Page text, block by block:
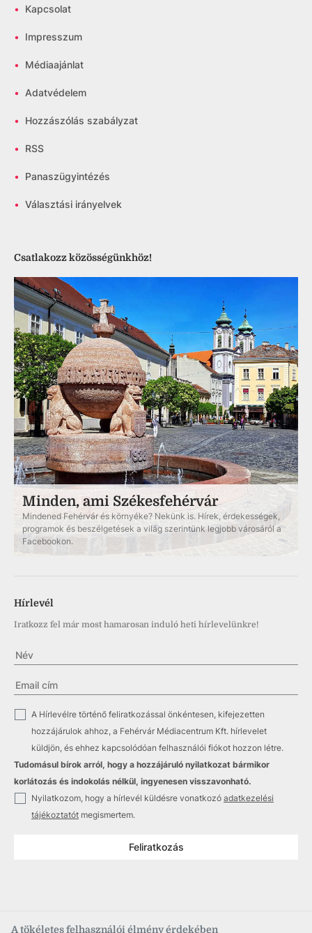
A tökéletes felhasználói élmény érdekében
• Kapcsolat
• Impresszum
• Médiaajánlat
• Adatvédelem
• Hozzászólás szabályzat
• RSS
• Panaszügyintézés
• Választási irányelvek
Csatlakozz közösségünkhöz!
Minden, ami Székesfehérvár
Mindened Fehérvár és környéke? Nekünk is. Hírek, érdekességek,
programok és beszélgetések a világ szerintünk legjobb városáról a
Facebookon.
Hírlevél
Iratkozz fel már most hamarosan induló heti hírlevelünkre!
A Hírlevélre történő feliratkozással önkéntesen, kifejezetten
hozzájárulok ahhoz, a Fehérvár Médiacentrum Kft. hírlevelet
küldjön, és ehhez kapcsolódóan felhasználói fiókot hozzon létre.
Tudomásul bírok arról, hogy a hozzájáruló nyilatkozat bármikor
korlátozás és indokolás nélkül, ingyenesen visszavonható.
Nyilatkozom, hogy a hírlevél küldésre vonatkozó adatkezelési
tájékoztatót megismertem.
Feliratkozás